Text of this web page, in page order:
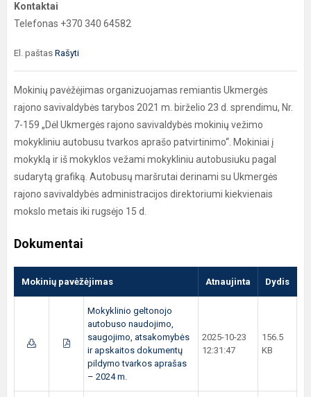
Kontaktai
Telefonas +370 340 64582
El. paštas Rašyti
Mokinių pavėžėjimas organizuojamas remiantis Ukmergės
rajono savivaldybės tarybos 2021 m. birželio 23 d. sprendimu, Nr.
7-159 „Dėl Ukmergės rajono savivaldybės mokinių vežimo
mokykliniu autobusu tvarkos aprašo patvirtinimo“. Mokiniai į
mokyklą ir iš mokyklos vežami mokykliniu autobusiuku pagal
sudarytą grafiką. Autobusų maršrutai derinami su Ukmergės
rajono savivaldybės administracijos direktoriumi kiekvienais
mokslo metais iki rugsėjo 15 d.
Dokumentai
Mokinių pavėžėjimas Atnaujinta Dydis
Mokyklinio geltonojo
autobuso naudojimo,
saugojimo, atsakomybės
ir apskaitos dokumentų
pildymo tvarkos aprašas
– 2024 m.
2025-10-23
12:31:47
156.5
KB